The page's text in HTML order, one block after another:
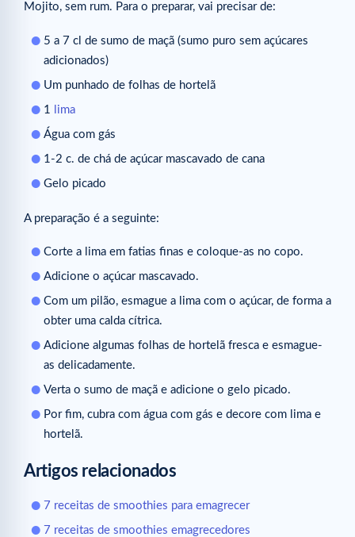
Mojito, sem rum. Para o preparar, vai precisar de:
5 a 7 cl de sumo de maçã (sumo puro sem açúcares
adicionados)
Um punhado de folhas de hortelã
1 lima
Água com gás
1-2 c. de chá de açúcar mascavado de cana
Gelo picado
A preparação é a seguinte:
Corte a lima em fatias finas e coloque-as no copo.
Adicione o açúcar mascavado.
Com um pilão, esmague a lima com o açúcar, de forma a
obter uma calda cítrica.
Adicione algumas folhas de hortelã fresca e esmague-
as delicadamente.
Verta o sumo de maçã e adicione o gelo picado.
Por fim, cubra com água com gás e decore com lima e
hortelã.
Artigos relacionados
7 receitas de smoothies para emagrecer
7 receitas de smoothies emagrecedores